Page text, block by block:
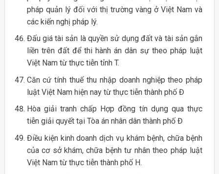
pháp quản lý đối với thị trường vàng ở Việt Nam và
các kiến nghị pháp lý.
Đấu giá tài sản là quyền sử dụng đất và tài sản gắn
liền trên đất để thi hành án dân sự theo pháp luật
Việt Nam từ thực tiễn tỉnh T.
Căn cứ tính thuế thu nhập doanh nghiệp theo pháp
luật Việt Nam hiện nay từ thực tiễn thành phố Đ
Hòa giải tranh chấp Hợp đồng tín dụng qua thực
tiễn giải quyết tại Tòa án nhân dân thành phố Đ
Điều kiện kinh doanh dịch vụ khám bệnh, chữa bệnh
của cơ sở khám, chữa bệnh tư nhân theo pháp luật
Việt Nam từ thực tiễn thành phố H.